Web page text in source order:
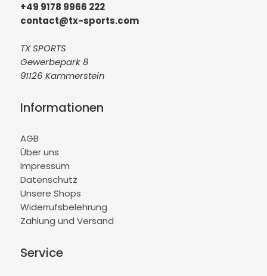
+49 9178 9966 222
contact@tx-sports.com
TX SPORTS
Gewerbepark 8
91126 Kammerstein
Informationen
AGB
Über uns
Impressum
Datenschutz
Unsere Shops
Widerrufsbelehrung
Zahlung und Versand
Service